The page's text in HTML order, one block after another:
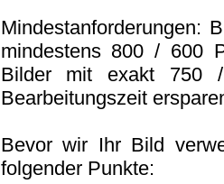
Mindestanforderungen:
mindestens 800 / 600
Bilder mit exakt 750
Bearbeitungszeit
Bevor wir Ihr Bild
folgender Punkte: